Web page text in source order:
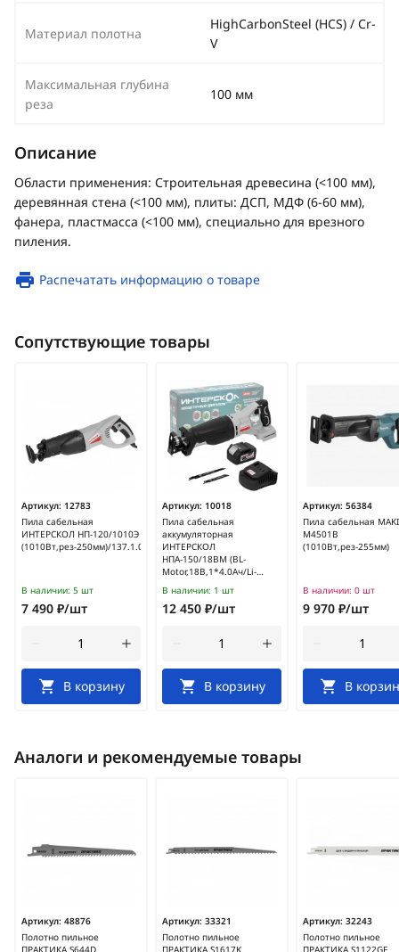
Материал полотна
HighCarbonSteel (HCS) / Cr-
V
Максимальная глубина
реза
100 мм
Описание
Области применения: Строительная древесина (<100 мм),
деревянная стена (<100 мм), плиты: ДСП, МДФ (6-60 мм),
фанера, пластмасса (<100 мм), специально для врезного
пиления.
Распечатать информацию о товаре
Сопутствующие товары
Артикул: 12783
Пила сабельная
ИНТЕРСКОЛ НП-120/1010Э
(1010Вт,рез-250мм)/137.1.0.00
В наличии: 5 шт
7 490 ₽/шт
В корзину
Артикул: 10018
Пила сабельная
аккумуляторная
ИНТЕРСКОЛ
НПА-150/18ВМ (BL-
Motor,18В,1*4.0Ач/Li-
Ion,150мм)/763.4.1.70
В наличии: 1 шт
12 450 ₽/шт
В корзину
Артикул: 56384
Пила сабельная
M4501B
(1010Вт,рез-255мм)
В наличии: 0 шт
9 970 ₽/шт
В
Аналоги и рекомендуемые товары
Артикул: 48876
Полотно пильное
ПРАКТИКА S644D
Артикул: 33321
Полотно пильное
ПРАКТИКА S1617K
Артикул: 32243
Полотно пильное
ПРАКТИКА S1122GF